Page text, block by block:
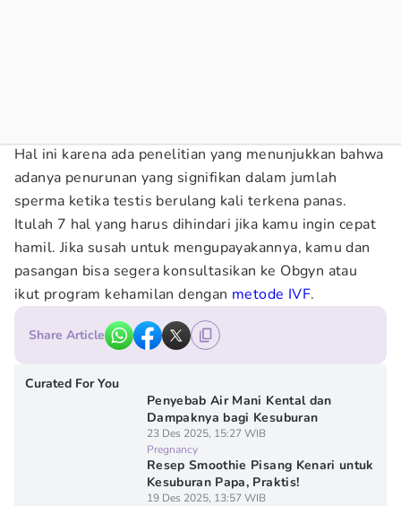
Hal ini karena ada penelitian yang menunjukkan bahwa
adanya penurunan yang signifikan dalam jumlah
sperma ketika testis berulang kali terkena panas.
Itulah 7 hal yang harus dihindari jika kamu ingin cepat
hamil. Jika susah untuk mengupayakannya, kamu dan
pasangan bisa segera konsultasikan ke Obgyn atau
ikut program kehamilan dengan metode IVF.
Share Article
Curated For You
Penyebab Air Mani Kental dan
Dampaknya bagi Kesuburan
23 Des 2025, 15:27 WIB
Pregnancy
Resep Smoothie Pisang Kenari untuk
Kesuburan Papa, Praktis!
19 Des 2025, 13:57 WIB